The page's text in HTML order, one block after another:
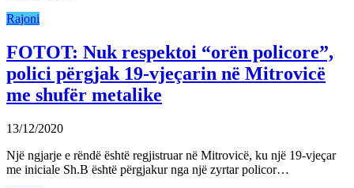
Rajoni
FOTOT: Nuk respektoi “orën policore”,
polici përgjak 19-vjeçarin në Mitrovicë
me shufër metalike
13/12/2020
Një ngjarje e rëndë është regjistruar në Mitrovicë, ku një 19-vjeçar
me iniciale Sh.B është përgjakur nga një zyrtar policor…